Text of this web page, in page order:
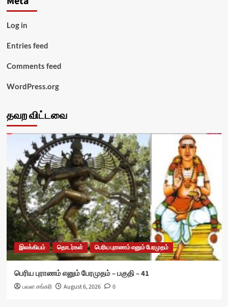
Log in
Entries feed
Comments feed
WordPress.org
தவற விட்டவை
இலக்கியம் தொடர்கள் பெரிய புராணம் எனும் பேரமுதம்
பெரிய புராணம் எனும் பேரமுதம் – பகுதி – 41
பவள சங்கரி August 6, 2026 0